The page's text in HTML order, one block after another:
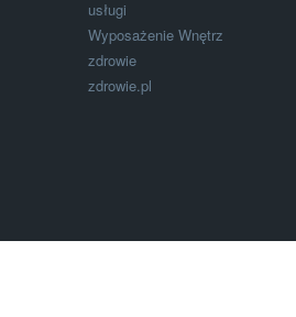
usługi
Wyposażenie Wnętrz
zdrowie
zdrowie.pl